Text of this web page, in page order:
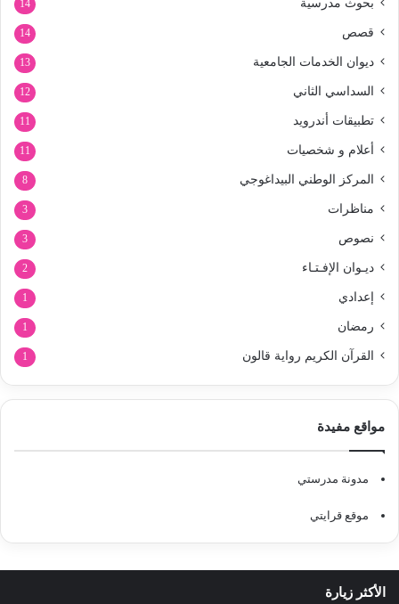
بحوث مدرسية 14
قصص 14
ديوان الخدمات الجامعية 13
السداسي الثاني 12
تطبيقات أندرويد 11
أعلام و شخصيات 11
المركز الوطني البيداغوجي 8
مناظرات 3
نصوص 3
ديـوان الإفـتـاء 2
إعدادي 1
رمضان 1
القرآن الكريم رواية قالون 1
مواقع مفيدة
مدونة مدرستي
موقع قرايتي
الأكثر زيارة